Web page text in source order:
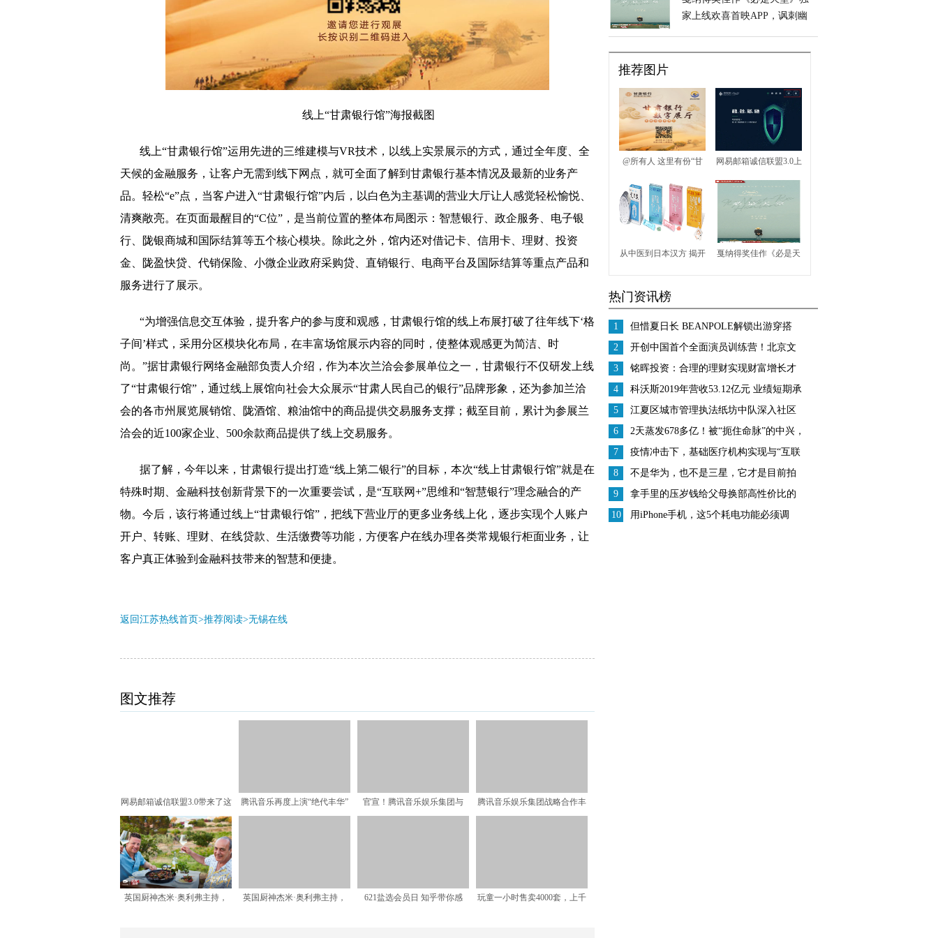
线上“甘肃银行馆”海报截图
线上“甘肃银行馆”运用先进的三维建模与VR技术，以线上实景展示的方式，通过全年度、全
天候的金融服务，让客户无需到线下网点，就可全面了解到甘肃银行基本情况及最新的业务产
品。轻松“e”点，当客户进入“甘肃银行馆”内后，以白色为主基调的营业大厅让人感觉轻松愉悦、
清爽敞亮。在页面最醒目的“C位”，是当前位置的整体布局图示：智慧银行、政企服务、电子银
行、陇银商城和国际结算等五个核心模块。除此之外，馆内还对借记卡、信用卡、理财、投资
金、陇盈快贷、代销保险、小微企业政府采购贷、直销银行、电商平台及国际结算等重点产品和
服务进行了展示。
“为增强信息交互体验，提升客户的参与度和观感，甘肃银行馆的线上布展打破了往年线下‘格
子间’样式，采用分区模块化布局，在丰富场馆展示内容的同时，使整体观感更为简洁、时
尚。”据甘肃银行网络金融部负责人介绍，作为本次兰洽会参展单位之一，甘肃银行不仅研发上线
了“甘肃银行馆”，通过线上展馆向社会大众展示“甘肃人民自己的银行”品牌形象，还为参加兰洽
会的各市州展览展销馆、陇酒馆、粮油馆中的商品提供交易服务支撑；截至目前，累计为参展兰
洽会的近100家企业、500余款商品提供了线上交易服务。
据了解，今年以来，甘肃银行提出打造“线上第二银行”的目标，本次“线上甘肃银行馆”就是在
特殊时期、金融科技创新背景下的一次重要尝试，是“互联网+”思维和“智慧银行”理念融合的产
物。今后，该行将通过线上“甘肃银行馆”，把线下营业厅的更多业务线上化，逐步实现个人账户
开户、转账、理财、在线贷款、生活缴费等功能，方便客户在线办理各类常规银行柜面业务，让
客户真正体验到金融科技带来的智慧和便捷。
返回江苏热线首页>推荐阅读>无锡在线
图文推荐
网易邮箱诚信联盟3.0带来了这
些小惊喜
腾讯音乐再度上演“绝代丰华”
官宣！腾讯音乐娱乐集团与
腾讯音乐娱乐集团战略合作丰
英国厨神杰米·奥利弗主持，
英国厨神杰米·奥利弗主持，
621盐选会员日 知乎带你感
玩童一小时售卖4000套，上千
家上线欢喜首映APP，讽刺幽
推荐图片
@所有人 这里有份“甘
肃银行馆”邀约函请查
收
网易邮箱诚信联盟3.0上
线，产品经理手把手教
学指南来了！
从中医到日本汉方 揭开
密
戛纳得奖佳作《必是天
热门资讯榜
1
但惜夏日长 BEANPOLE解锁出游穿搭
2
开创中国首个全面演员训练营！北京文
化或将再发爆款！
3
铭晖投资：合理的理财实现财富增长才
是王道
4
科沃斯2019年营收53.12亿元 业绩短期承
压 战略调整成效显著
5
江夏区城市管理执法纸坊中队深入社区
开展五四青年节宣传活动
6
2天蒸发678多亿！被“扼住命脉”的中兴，
还能再次崛起吗？
7
疫情冲击下，基础医疗机构实现与“互联
网+医疗”平台相结合
8
不是华为，也不是三星，它才是目前拍
照最好的巨无霸屏幕手机
9
拿手里的压岁钱给父母换部高性价比的
新手机：适合中老年的千元机
10
用iPhone手机，这5个耗电功能必须调